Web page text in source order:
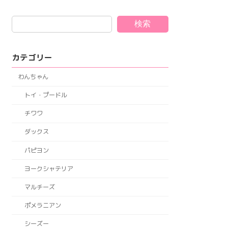
検索
カテゴリー
わんちゃん
トイ・プードル
チワワ
ダックス
パピヨン
ヨークシャテリア
マルチーズ
ポメラニアン
シーズー